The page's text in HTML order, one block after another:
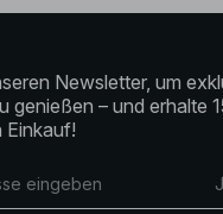
Newsletter, um
genießen – und erhalte
Einkauf!